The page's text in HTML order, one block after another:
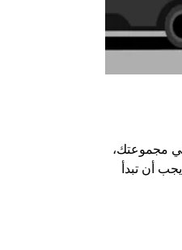
مجموعتك،
يجب أن تبدأ